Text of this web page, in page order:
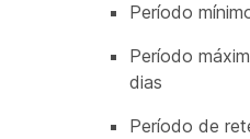
Período
Período
dias
Período de